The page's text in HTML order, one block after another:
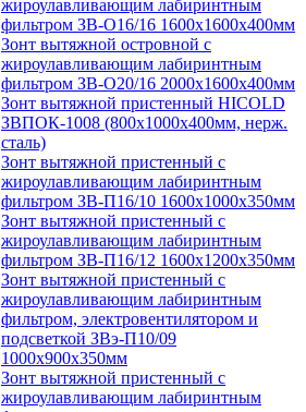
жироулавливающим лабиринтным
фильтром ЗВ-О16/16 1600х1600х400мм
Зонт вытяжной островной с
жироулавливающим лабиринтным
фильтром ЗВ-О20/16 2000х1600х400мм
Зонт вытяжной пристенный HICOLD
ЗВПОК-1008 (800х1000х400мм, нерж.
сталь)
Зонт вытяжной пристенный с
жироулавливающим лабиринтным
фильтром ЗВ-П16/10 1600х1000х350мм
Зонт вытяжной пристенный с
жироулавливающим лабиринтным
фильтром ЗВ-П16/12 1600х1200х350мм
Зонт вытяжной пристенный с
жироулавливающим лабиринтным
фильтром, электровентилятором и
подсветкой ЗВэ-П10/09
1000х900х350мм
Зонт вытяжной пристенный с
жироулавливающим лабиринтным